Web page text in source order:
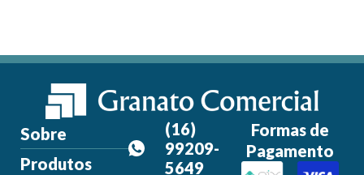
Sobre
Produtos
(16)
99209-
5649
Formas de
Pagamento